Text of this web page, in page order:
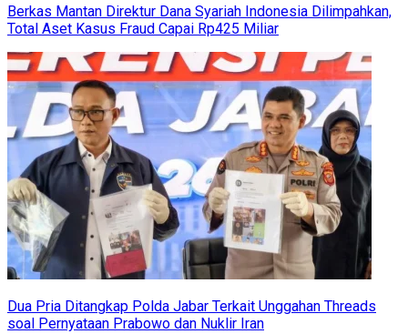
Berkas Mantan Direktur Dana Syariah Indonesia Dilimpahkan,
Total Aset Kasus Fraud Capai Rp425 Miliar
Dua Pria Ditangkap Polda Jabar Terkait Unggahan Threads
soal Pernyataan Prabowo dan Nuklir Iran